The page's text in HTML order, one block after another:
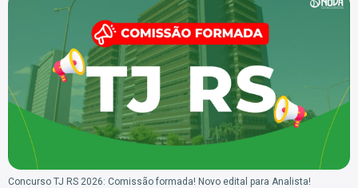
Concurso TJ RS 2026: Comissão formada! Novo edital para Analista!